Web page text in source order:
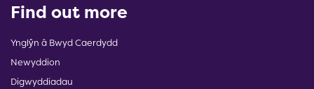
Find out more
Ynglŷn â Bwyd Caerdydd
Newyddion
Digwyddiadau